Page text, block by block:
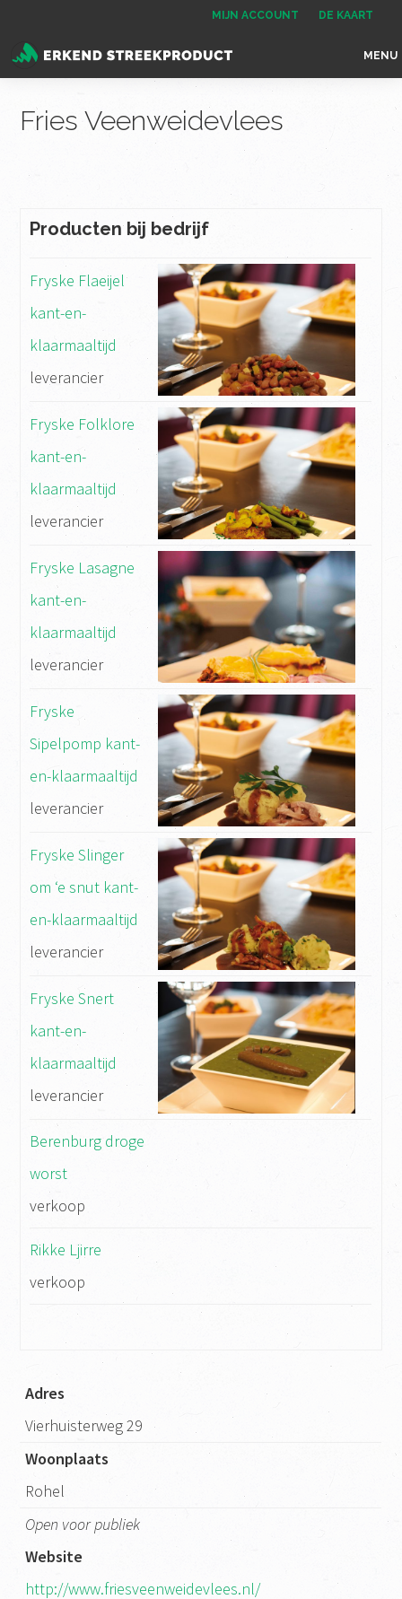
naar
de
naar
de
inhoud
naar
de
MIJN ACCOUNT DE KAART
Erkend
het
enige
onafhankelijke
streekproducten
MENU
Fries Veenweidevlees
Producten bij bedrijf
Fryske Flaeijel
kant-en-
klaarmaaltijd
leverancier
Fryske Folklore
kant-en-
klaarmaaltijd
leverancier
Fryske Lasagne
kant-en-
klaarmaaltijd
leverancier
Fryske
Sipelpomp kant-
en-klaarmaaltijd
leverancier
Fryske Slinger
om ‘e snut kant-
en-klaarmaaltijd
leverancier
Fryske Snert
kant-en-
klaarmaaltijd
leverancier
Berenburg droge
worst
verkoop
Rikke Ljirre
verkoop
Adres
Vierhuisterweg 29
Woonplaats
Rohel
Open voor publiek
Website
http://www.friesveenweidevlees.nl/